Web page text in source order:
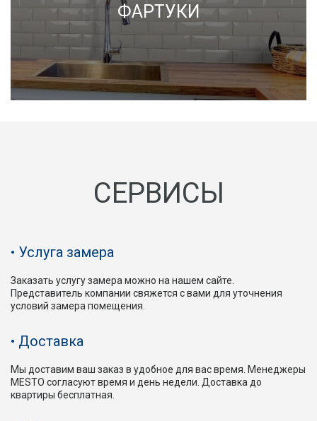
ФАРТУКИ
СЕРВИСЫ
Услуга замера
Заказать услугу замера можно на нашем сайте.
Представитель компании свяжется с вами для уточнения
условий замера помещения.
Доставка
Мы доставим ваш заказ в удобное для вас время. Менеджеры
MESTO согласуют время и день недели. Доставка до
квартиры бесплатная.